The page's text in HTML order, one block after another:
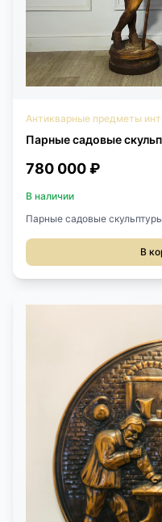
Антикварные предметы
Парные садовые
780 000 ₽
В наличии
Парные садовые
литьё. Диаметр основания
В